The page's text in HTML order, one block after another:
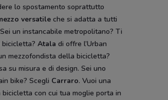
Pull and Bear
lo spostamento soprattutto
versatile che si adatta a tutti
un instancabile metropolitano? Ti
bicicletta?Atala di offre l’Urban
mezzofondista della bicicletta?
su misura e di design. Sei uno
bike? Scegli Carraro. Vuoi una
con cui tua moglie porta in